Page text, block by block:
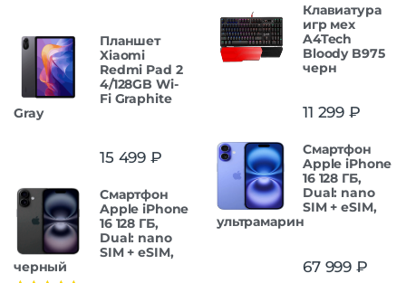
Планшет
Xiaomi
Redmi Pad 2
4/128GB Wi-
Fi Graphite
Gray
15 499 ₽
Смартфон
Apple iPhone
16 128 ГБ,
Dual: nano
SIM + eSIM,
черный
Клавиатура
игр мех
A4Tech
Bloody B975
черн
11 299 ₽
Смартфон
Apple iPhone
16 128 ГБ,
Dual: nano
SIM + eSIM,
ультрамарин
67 999 ₽